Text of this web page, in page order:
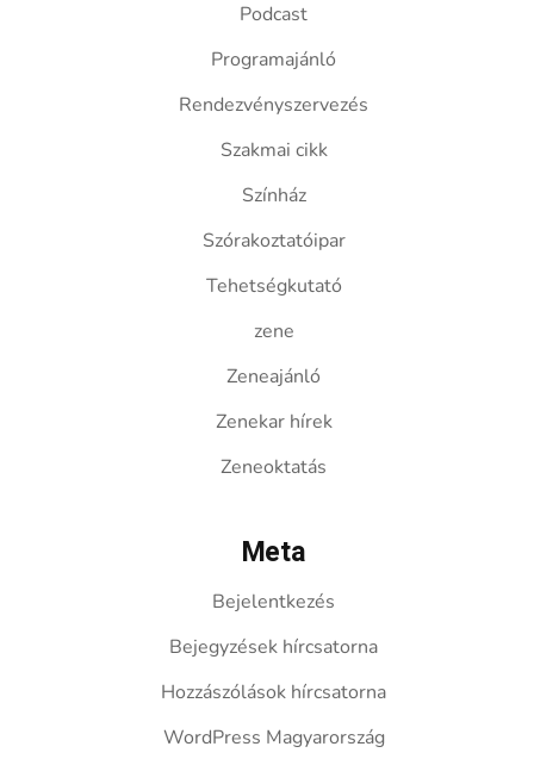
Podcast
Programajánló
Rendezvényszervezés
Szakmai cikk
Színház
Szórakoztatóipar
Tehetségkutató
zene
Zeneajánló
Zenekar hírek
Zeneoktatás
Meta
Bejelentkezés
Bejegyzések hírcsatorna
Hozzászólások hírcsatorna
WordPress Magyarország